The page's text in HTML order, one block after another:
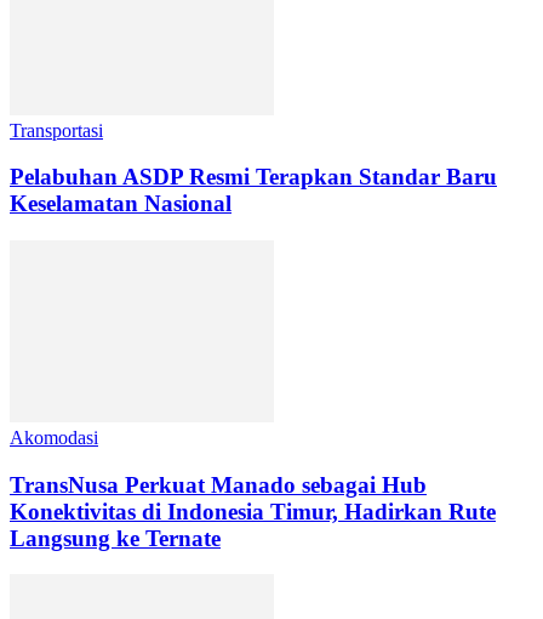
Transportasi
Pelabuhan ASDP Resmi Terapkan Standar Baru
Keselamatan Nasional
Akomodasi
TransNusa Perkuat Manado sebagai Hub
Konektivitas di Indonesia Timur, Hadirkan Rute
Langsung ke Ternate